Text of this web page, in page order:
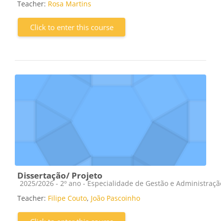
Teacher: Rosa Martins
Click to enter this course
Dissertação/ Projeto
Course category
2025/2026 - 2º ano - Especialidade de Gestão e
Teacher: Filipe Couto, João Pascoinho